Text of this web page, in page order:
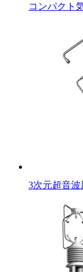
コンパクト
3次元超音